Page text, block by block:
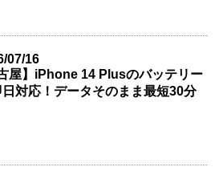
07/16
古屋】iPhone 14 Plusのバッテリー
対応！データそのまま最短30分